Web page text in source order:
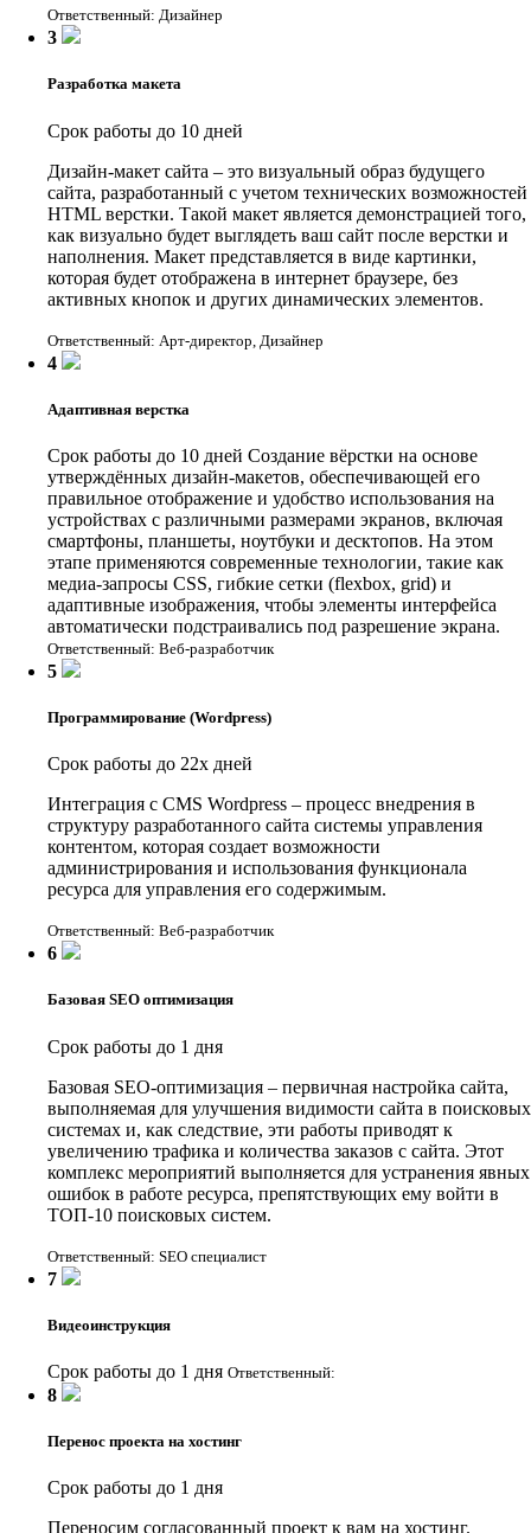
Ответственный: Дизайнер
3
Разработка макета
Срок работы до 10 дней
Дизайн-макет сайта – это визуальный образ будущего
сайта, разработанный с учетом технических возможностей
HTML верстки. Такой макет является демонстрацией того,
как визуально будет выглядеть ваш сайт после верстки и
наполнения. Макет представляется в виде картинки,
которая будет отображена в интернет браузере, без
активных кнопок и других динамических элементов.
Ответственный: Арт-директор, Дизайнер
4
Адаптивная верстка
Срок работы до 10 дней Создание вёрстки на основе
утверждённых дизайн-макетов, обеспечивающей его
правильное отображение и удобство использования на
устройствах с различными размерами экранов, включая
смартфоны, планшеты, ноутбуки и десктопов. На этом
этапе применяются современные технологии, такие как
медиа-запросы CSS, гибкие сетки (flexbox, grid) и
адаптивные изображения, чтобы элементы интерфейса
автоматически подстраивались под разрешение экрана.
Ответственный: Веб-разработчик
5
Программирование (Wordpress)
Срок работы до 22х дней
Интеграция с CMS Wordpress – процесс внедрения в
структуру разработанного сайта системы управления
контентом, которая создает возможности
администрирования и использования функционала
ресурса для управления его содержимым.
Ответственный: Веб-разработчик
6
Базовая SEO оптимизация
Срок работы до 1 дня
Базовая SEO-оптимизация – первичная настройка сайта,
выполняемая для улучшения видимости сайта в поисковых
системах и, как следствие, эти работы приводят к
увеличению трафика и количества заказов с сайта. Этот
комплекс мероприятий выполняется для устранения явных
ошибок в работе ресурса, препятствующих ему войти в
ТОП-10 поисковых систем.
Ответственный: SEO специалист
7
Видеоинструкция
Срок работы до 1 дня Ответственный:
8
Перенос проекта на хостинг
Срок работы до 1 дня
Переносим согласованный проект к вам на хостинг.